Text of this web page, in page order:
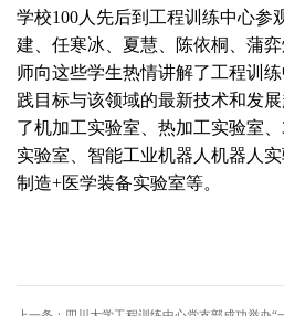
学校100人先后到工程训练中心参
建、任寒冰、夏慧、陈依桐、蒲
师向这些学生热情讲解了工程训
践目标与该领域的最新技术和发
了机加工实验室、热加工实验室
实验室、智能工业机器人机器人
制造+医学装备实验室等。